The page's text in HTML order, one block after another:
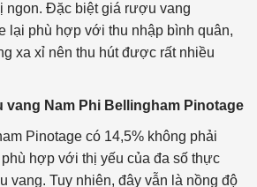
ngon. Đặc biệt giá rượu vang
lại phù hợp với thu nhập bình quân,
xa xỉ nên thu hút được rất nhiều
Nam Phi Bellingham Pinotage
Pinotage có 14,5% không phải
hợp với thị yếu của đa số thực
vang. Tuy nhiên, đây vẫn là nồng độ